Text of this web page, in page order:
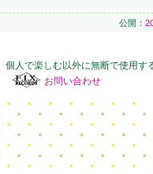
公開：
個人で楽しむ以外に無断で使用す
お問い合わせ